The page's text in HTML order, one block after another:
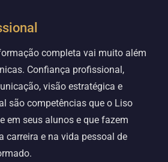
completa vai muito além
Confiança profissional,
visão estratégica e
são competências que o Liso
em seus alunos e que fazem
carreira e na vida pessoal de